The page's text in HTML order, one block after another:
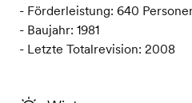
- Förderleistung: 640
- Baujahr: 1981
- Letzte Totalrevision: 2008